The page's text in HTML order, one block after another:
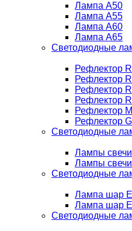
Лампа A50
Лампа A55
Лампа A60
Лампа A65
Светодиодные
Рефлектор
Рефлектор
Рефлектор
Рефлектор
Рефлектор
Рефлектор
Светодиодные
Лампы
Лампы
Светодиодные
Лампа шар
Лампа шар
Светодиодные